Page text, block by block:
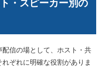
・スピーカー別の
信の場として、ホスト・共
ぞれに明確な役割がありま